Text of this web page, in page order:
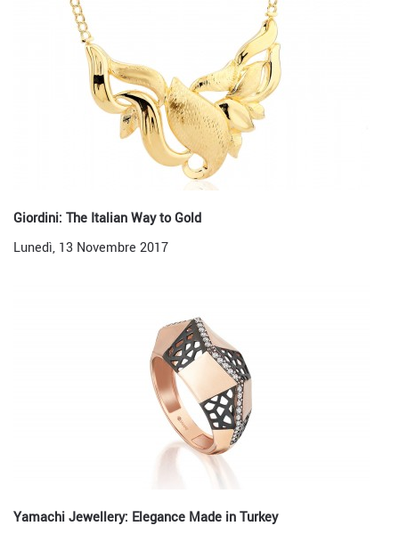
Giordini: The Italian Way to Gold
Lunedì, 13 Novembre 2017
Yamachi Jewellery: Elegance Made in Turkey